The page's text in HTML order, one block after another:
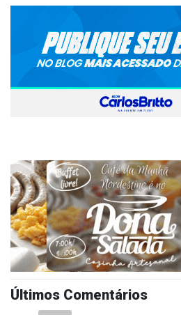
Últimos Comentários